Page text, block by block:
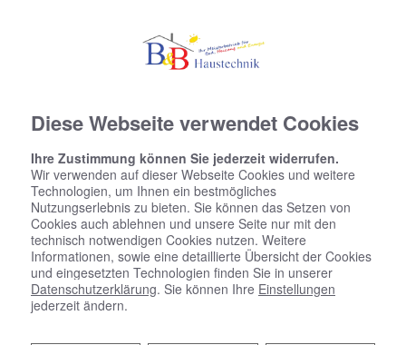
Diese Webseite verwendet Cookies
Ihre Zustimmung können Sie jederzeit widerrufen.
Wir verwenden auf dieser Webseite Cookies und weitere
Technologien, um Ihnen ein bestmögliches
Nutzungserlebnis zu bieten. Sie können das Setzen von
Cookies auch ablehnen und unsere Seite nur mit den
technisch notwendigen Cookies nutzen. Weitere
Informationen, sowie eine detaillierte Übersicht der Cookies
und eingesetzten Technologien finden Sie in unserer
Datenschutzerklärung. Sie können Ihre Einstellungen
jederzeit ändern.